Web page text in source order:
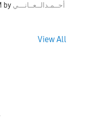
by أحــمـدالــعــانـــي
View All